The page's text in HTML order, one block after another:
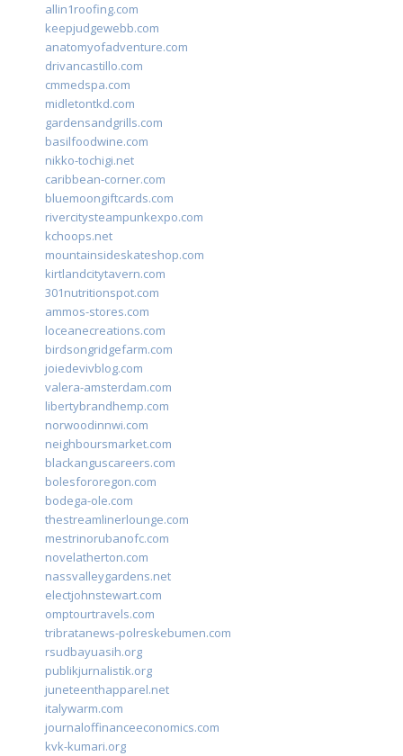
allin1roofing.com
keepjudgewebb.com
anatomyofadventure.com
drivancastillo.com
cmmedspa.com
midletontkd.com
gardensandgrills.com
basilfoodwine.com
nikko-tochigi.net
caribbean-corner.com
bluemoongiftcards.com
rivercitysteampunkexpo.com
kchoops.net
mountainsideskateshop.com
kirtlandcitytavern.com
301nutritionspot.com
ammos-stores.com
loceanecreations.com
birdsongridgefarm.com
joiedevivblog.com
valera-amsterdam.com
libertybrandhemp.com
norwoodinnwi.com
neighboursmarket.com
blackanguscareers.com
bolesfororegon.com
bodega-ole.com
thestreamlinerlounge.com
mestrinorubanofc.com
novelatherton.com
nassvalleygardens.net
electjohnstewart.com
omptourtravels.com
tribratanews-polreskebumen.com
rsudbayuasih.org
publikjurnalistik.org
juneteenthapparel.net
italywarm.com
journaloffinanceeconomics.com
kvk-kumari.org